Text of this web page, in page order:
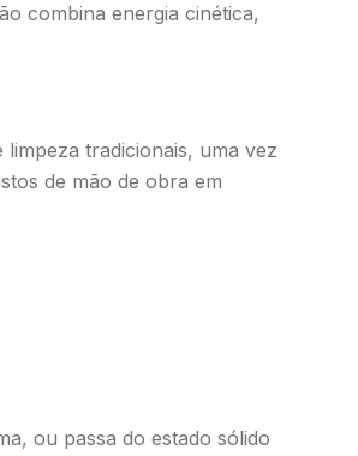
combina energia cinética,
tradicionais, uma vez
de mão de obra em
ou passa do estado sólido